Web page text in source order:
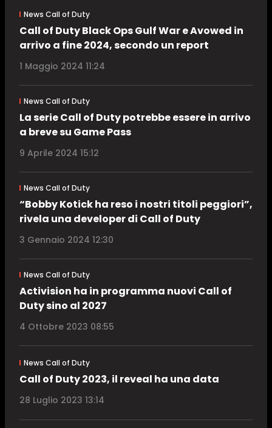
News Call of Duty
Call of Duty Black Ops Gulf War e Avowed in
arrivo a fine 2024, secondo un report
1 Maggio 2024 11:24
News Call of Duty
La serie Call of Duty potrebbe essere in arrivo
a breve su Game Pass
9 Aprile 2024 15:12
News Call of Duty
“Bobby Kotick ha reso i nostri titoli peggiori”,
rivela una developer di Call of Duty
3 Gennaio 2024 12:30
News Call of Duty
Activision ha in programma nuovi Call of
Duty sino al 2027
4 Ottobre 2023 08:55
News Call of Duty
Call of Duty 2023, il reveal ha una data
28 Luglio 2023 13:14